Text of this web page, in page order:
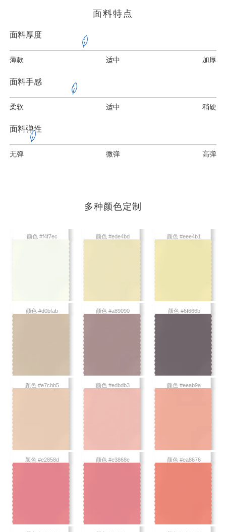
面料特点
面料厚度
薄款 适中 加厚
面料手感
柔软 适中 稍硬
面料弹性
无弹 微弹 高弹
多种颜色定制
颜色 #f4f7ec 颜色 #ede4bd 颜色 #eee4b1
颜色 #d0bfab 颜色 #a89090 颜色 #6f666b
颜色 #e7cbb5 颜色 #edbdb3 颜色 #eeab9a
颜色 #e2858d 颜色 #e3868e 颜色 #ea8676